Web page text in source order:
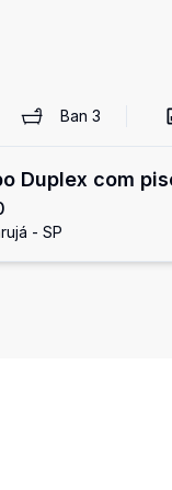
Ban3
Duplex com
- SP